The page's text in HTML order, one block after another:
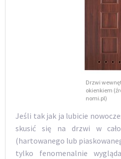
Drzwi
okienkiem
nomi.pl)
Jeśli tak jak ja lubicie
skusić się na drzwi w
(hartowanego lub
tylko fenomenalnie